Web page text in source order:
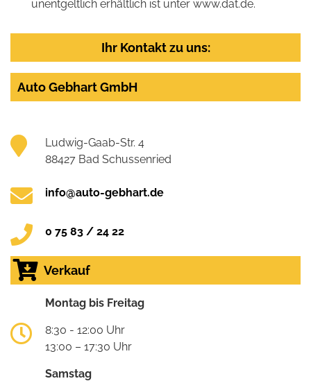
unentgeltlich erhältlich ist unter www.dat.de.
Ihr Kontakt zu uns:
Auto Gebhart GmbH
Ludwig-Gaab-Str. 4
88427 Bad Schussenried
info@auto-gebhart.de
0 75 83 / 24 22
Verkauf
Montag bis Freitag
8:30 - 12:00 Uhr
13:00 – 17:30 Uhr
Samstag